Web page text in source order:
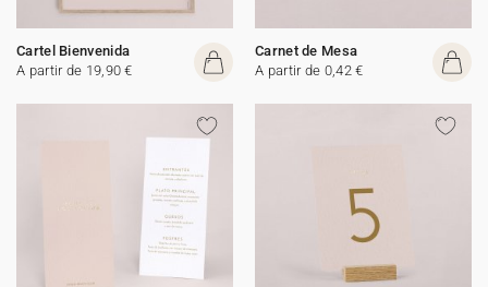
Cartel Bienvenida
A partir de 19,90 €
Carnet de Mesa
A partir de 0,42 €